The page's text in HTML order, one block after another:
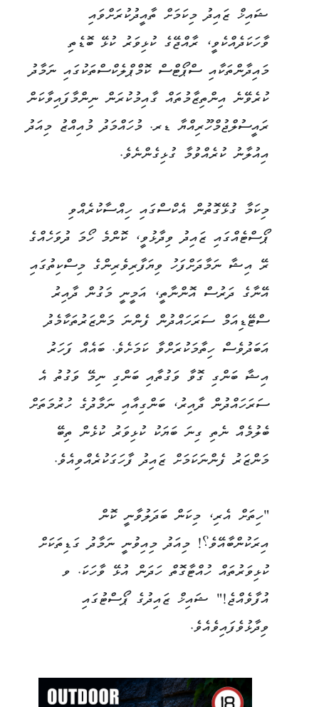
ޝައިޚް ޒައިދު މިކަމަށް ތާއީދުކުރަށްވައި
ވާހަކަދެއްކެވީ، ރާއްޖޭގެ ކުޅިވަރު ކުޅޭ ބޮޑެތި
މައިދާންތަކާއި ސްޕޯޓްސް ކޮމްޕްލެކްސްތަކުގައި ނަމާދު
ކުރެވޭނެ އިންތިޒާމުތައް ގާއިމުކުރަން ނިންމާފައިވާކަން
ރައީސުލްޖުމްހޫރިއްޔާ ޑރ. މުހައްމަދު މުއިއްޒު މިއަދު
އިއުލާނު ކުރެއްވުމާ ގުޅިގެންނެވެ.
މިކަމާ ގުޅޭގޮތުން އެކްސްގައި ހިއްސާކުރެއްވި
ޕޯސްޓެއްގައި ޒައިދު ވިދާޅުވީ، ކޮންމެ ހޯމަ ދުވަހެއްގެ
ރޭ އިޝާ ނަމާދަށްފަހު ވިޔަފާރިވެރިންގެ މިސްކިތުގައި
އޭނާގެ ދަރުސް އޮންނާތީ، އަމީނީ މަގުން ދާއިރު
ސްޓޭޑިއަމް ސަރަހައްދުން ފެންނަ މަންޒަރުތަކާމެދު
އަބަދުވެސް ހިތާމަކުރަށްވާ ކަމަށެވެ. ބައެއް ފަހަރު
އިޝާ ބަންގި ގޮވާ ވަގުތާއި ބަންގި ނިމޭ ވަގުތު އެ
ސަރަހައްދުން ދާއިރު، ބަންގިއާއި ނަމާދުގެ ހުރުމަތަށް
ބެލުމެއް ނެތި ގިނަ ބަޔަކު ކުޅިވަރު ކުޅެން ތިބޭ
މަންޒަރު ފެންނަކަމަށް ޒައިދު ފާހަގަކުރެއްވިއެވެ.
"ހިތަށް އެރި، މިކަން ބަދަލުވާނީ ކޮން
އިރަކުންބާއޭވެ؟! މިއަދު މިއިވުނީ ނަމާދު ގަޑިތަކަށް
ކުޅިވަރުތައް ހުއްޓާގޮތް ހަދަން އުޅޭ ވާހަކަ. ވ
އުފާވެއްޖެ!" ޝައިޚް ޒައިދުގެ ޕޯސްޓުގައި
ވިދާޅުވެފައިވެއެވެ.